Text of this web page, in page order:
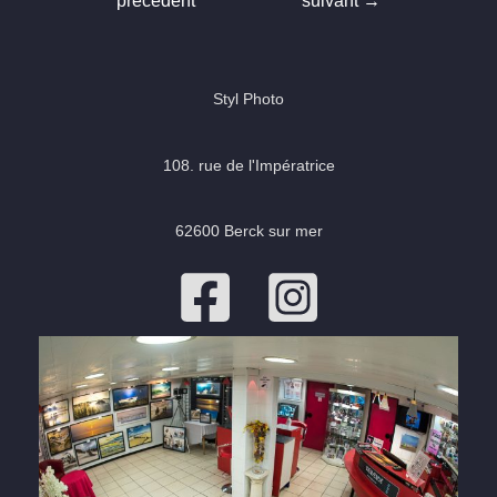
Styl Photo
108. rue de l'Impératrice
62600 Berck sur mer